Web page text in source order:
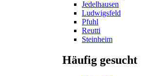
Jedelhausen
Ludwigsfeld
Pfuhl
Reutti
Steinheim
Häufig gesucht